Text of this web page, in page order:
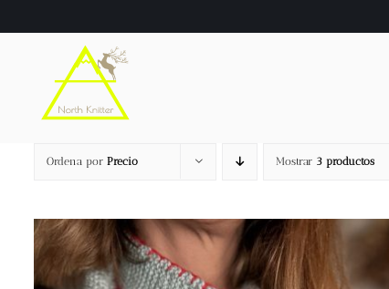
al
Ordena por Precio Mostrar 3 productos